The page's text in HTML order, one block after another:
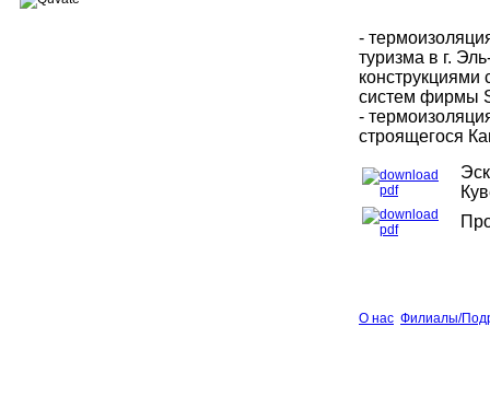
-
туризма в г.
систем фирмы
-
строящегося
О нас Филиалы/